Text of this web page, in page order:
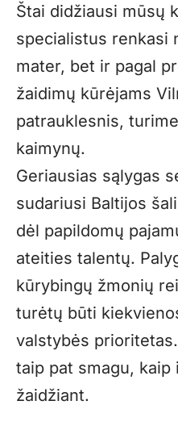
Štai didžiausi mūsų
specialistus renkasi
mater, bet ir pagal
žaidimų kūrėjams
patrauklesnis,
kaimynų.
Geriausias sąlygas
sudariusi Baltijos
dėl papildomų
ateities talentų.
kūrybingų žmonių
turėtų būti
valstybės
taip pat smagu,
žaidžiant.